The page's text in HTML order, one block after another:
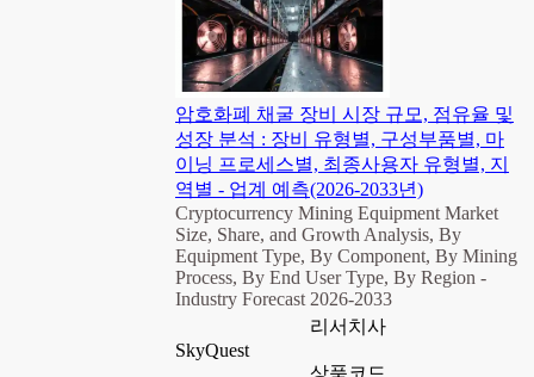
암호화폐 채굴 장비 시장 규모, 점유율 및
성장 분석 : 장비 유형별, 구성부품별, 마
이닝 프로세스별, 최종사용자 유형별, 지
역별 - 업계 예측(2026-2033년)
Cryptocurrency Mining Equipment Market
Size, Share, and Growth Analysis, By
Equipment Type, By Component, By Mining
Process, By End User Type, By Region -
Industry Forecast 2026-2033
리서치사
SkyQuest
상품코드